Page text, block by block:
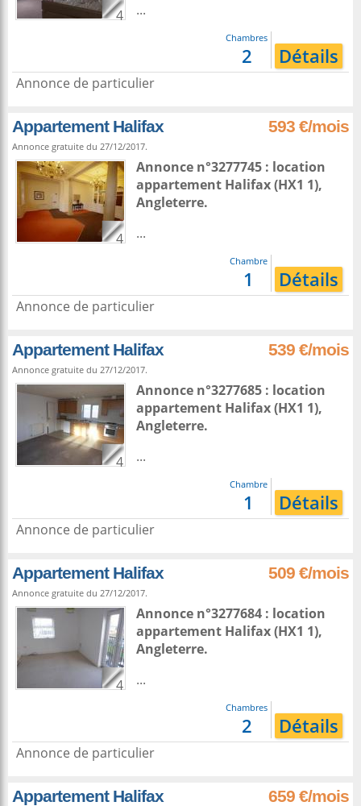
4
...
Chambres
2 Détails
Annonce de particulier
Appartement Halifax 593 €/mois
Annonce gratuite du 27/12/2017.
4
Annonce n°3277745 : location
appartement Halifax(HX1 1),
Angleterre.
...
Chambre
1 Détails
Annonce de particulier
Appartement Halifax 539 €/mois
Annonce gratuite du 27/12/2017.
4
Annonce n°3277685 : location
appartement Halifax(HX1 1),
Angleterre.
...
Chambre
1 Détails
Annonce de particulier
Appartement Halifax 509 €/mois
Annonce gratuite du 27/12/2017.
4
Annonce n°3277684 : location
appartement Halifax(HX1 1),
Angleterre.
...
Chambres
2 Détails
Annonce de particulier
Appartement Halifax 659 €/mois